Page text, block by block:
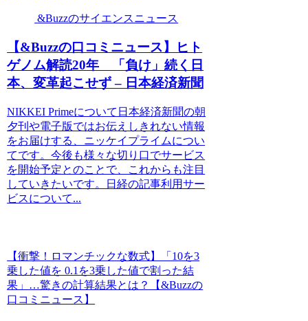
&Buzzのサイエンスニュース
【&Buzzの口コミニュース】ヒト
ゲノム解読20年 「負け」続く日
本、変革起こせず – 日本経済新聞
NIKKEI Primeについて日本経済新聞の朝
夕刊や電子版ではお伝えしきれない情報
をお届けする、ニッケイプライムについ
てです。今後も様々な切り口でサービス
を開始予定とのことで、これからも注目
していきたいです。日経の記事利用サー
ビスについて...
【衝撃！ロマンチックな数式】「10を3
乗した値を 0.1を3乗した値で割った結
果」…驚きの計算結果とは？【&Buzzの
口コミニュース】